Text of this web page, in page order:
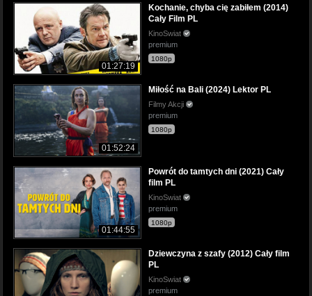
01:27:19
Kochanie, chyba cię zabiłem (2014)
Cały Film PL
KinoSwiat
premium
1080p
01:52:24
Miłość na Bali (2024) Lektor PL
Filmy Akcji
premium
1080p
01:44:55
Powrót do tamtych dni (2021) Cały
film PL
KinoSwiat
premium
1080p
Dziewczyna z szafy (2012) Cały film
PL
KinoSwiat
premium